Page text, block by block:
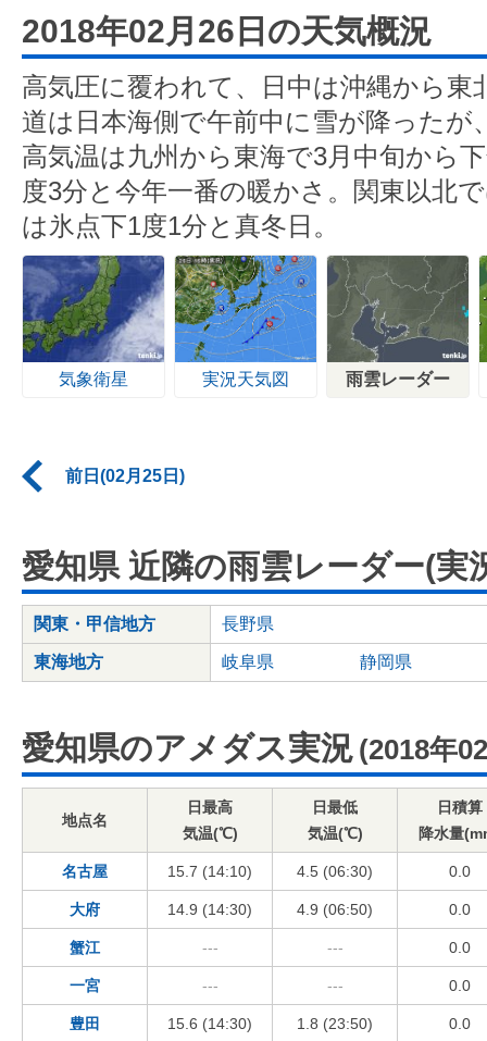
2018年02月26日の天気概況
高気圧に覆われて、日中は沖縄から東
道は日本海側で午前中に雪が降ったが
高気温は九州から東海で3月中旬から
度3分と今年一番の暖かさ。関東以北
は氷点下1度1分と真冬日。
気象衛星 実況天気図 雨雲レーダー
前日(02月25日)
愛知県 近隣の雨雲レーダー(実
関東・甲信地方 長野県
東海地方 岐阜県 静岡県
愛知県のアメダス実況 (2018年
地点名
日最高
気温(℃)
日最低
気温(℃)
日積算
降水量
名古屋 15.7 (14:10) 4.5 (06:30) 0.0
大府 14.9 (14:30) 4.9 (06:50) 0.0
蟹江 --- --- 0.0
一宮 --- --- 0.0
豊田 15.6 (14:30) 1.8 (23:50) 0.0